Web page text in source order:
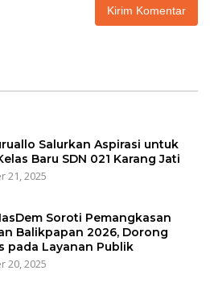
Salurkan Aspirasi untuk
Baru SDN 021 Karang Jati
21, 2025
Soroti Pemangkasan
Balikpapan 2026, Dorong
pada Layanan Publik
20, 2025